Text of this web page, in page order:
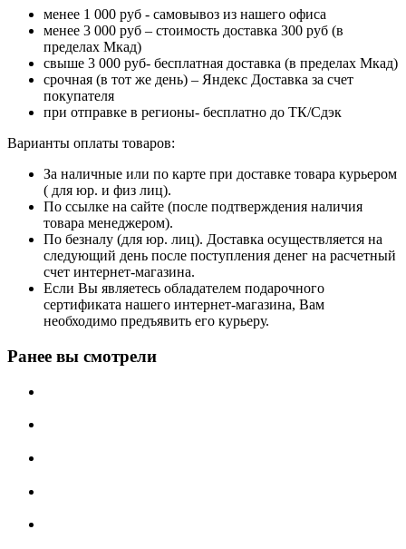
менее 1 000 руб - самовывоз из нашего офиса
менее 3 000 руб – стоимость доставка 300 руб (в
пределах Мкад)
свыше 3 000 руб- бесплатная доставка (в пределах Мкад)
срочная (в тот же день) – Яндекс Доставка за счет
покупателя
при отправке в регионы- бесплатно до ТК/Сдэк
Варианты оплаты товаров:
За наличные или по карте при доставке товара курьером
( для юр. и физ лиц).
По ссылке на сайте (после подтверждения наличия
товара менеджером).
По безналу (для юр. лиц). Доставка осуществляется на
следующий день после поступления денег на расчетный
счет интернет-магазина.
Если Вы являетесь обладателем подарочного
сертификата нашего интернет-магазина, Вам
необходимо предъявить его курьеру.
Ранее вы смотрели